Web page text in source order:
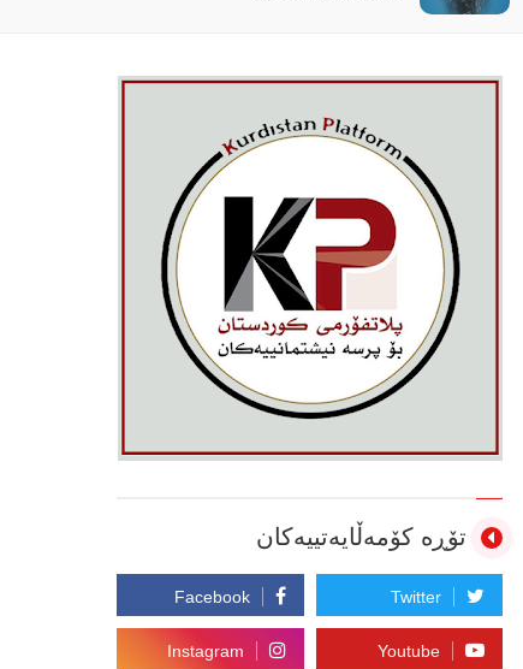
تۆڕە کۆمەڵایەتییەکان